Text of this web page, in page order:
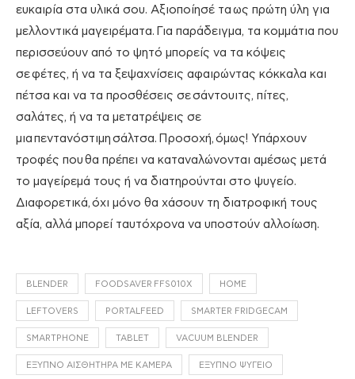
ευκαιρία στα υλικά σου. Αξιοποίησέ τα ως πρώτη ύλη για
μελλοντικά μαγειρέματα. Για παράδειγμα, τα κομμάτια που
περισσεύουν από το ψητό μπορείς να τα κόψεις
σεφέτες, ή να τα ξεψαχνίσεις αφαιρώντας κόκκαλα και
πέτσα και να τα προσθέσεις σεσάντουιτς, πίτες,
σαλάτες, ή να τα μετατρέψεις σε
μια πεντανόστιμη σάλτσα. Προσοχή, όμως! Yπάρχουν
τροφές που θα πρέπει να καταναλώνονται αμέσως μετά
το μαγείρεμά τους ή να διατηρούνται στο ψυγείο.
Διαφορετικά, όχι μόνο θα χάσουν τη διατροφική τους
αξία, αλλά μπορεί ταυτόχρονα να υποστούν αλλοίωση.
BLENDER FOODSAVER FFS010X HOME
LEFTOVERS PORTALFEED SMARTER FRIDGECAM
SMARTPHONE TABLET VACUUM BLENDER
ΈΞΥΠΝΟ ΑΙΣΘΗΤΉΡΑ ΜΕ ΚΆΜΕΡΑ ΈΞΥΠΝΟ ΨΥΓΕΊΟ